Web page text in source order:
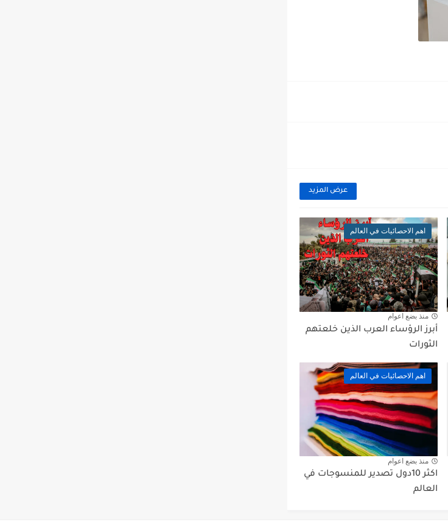
عرض المزيد
اهم الاحصائيات في العالم
منذ بضع اعوام
أبرز الرؤساء العرب الذين خلعتهم
الثورات
اهم الاحصائيات في العالم
منذ بضع اعوام
اكثر 10دول تصدير للمنسوجات في
العالم